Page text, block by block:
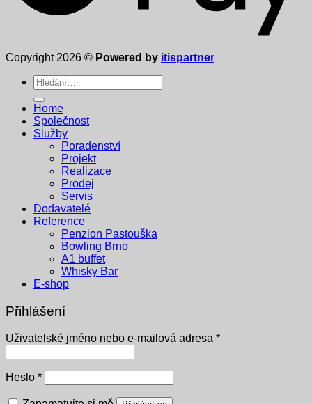
Copyright 2026 © Powered by itispartner
Hledat:
Home
Společnost
Služby
Poradenství
Projekt
Realizace
Prodej
Servis
Dodavatelé
Reference
Penzion Pastouška
Bowling Brno
A1 buffet
Whisky Bar
E-shop
Přihlášení
Uživatelské jméno nebo e-mailová adresa *Povinné
Heslo *Povinné